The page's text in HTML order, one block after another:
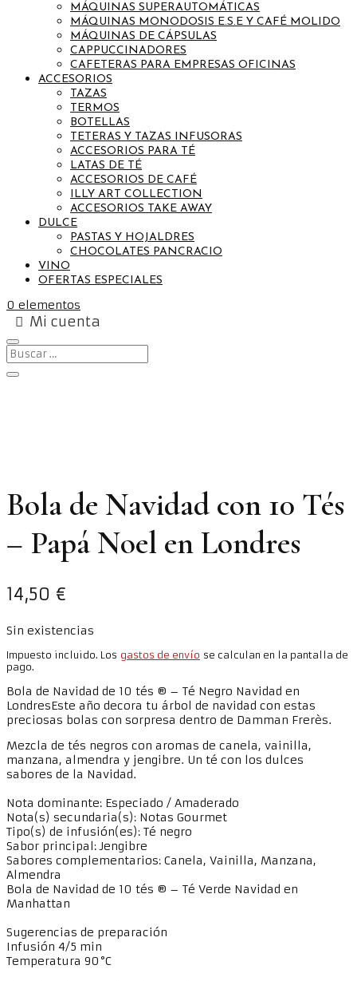
MÁQUINAS SUPERAUTOMÁTICAS
MÁQUINAS MONODOSIS E.S.E Y CAFÉ MOLIDO
MÁQUINAS DE CÁPSULAS
CAPPUCCINADORES
CAFETERAS PARA EMPRESAS OFICINAS
ACCESORIOS
TAZAS
TERMOS
BOTELLAS
TETERAS Y TAZAS INFUSORAS
ACCESORIOS PARA TÉ
LATAS DE TÉ
ACCESORIOS DE CAFÉ
ILLY ART COLLECTION
ACCESORIOS TAKE AWAY
DULCE
PASTAS Y HOJALDRES
CHOCOLATES PANCRACIO
VINO
OFERTAS ESPECIALES
0 elementos
Mi cuenta
Bola de Navidad con 10 Tés
– Papá Noel en Londres
14,50 €
Sin existencias
Impuesto incluido. Los gastos de envío se calculan en la pantalla de
pago.
Bola de Navidad de 10 tés ® – Té Negro Navidad en
LondresEste año decora tu árbol de navidad con estas
preciosas bolas con sorpresa dentro de Damman Frerès.
Mezcla de tés negros con aromas de canela, vainilla,
manzana, almendra y jengibre. Un té con los dulces
sabores de la Navidad.
Nota dominante: Especiado / Amaderado
Nota(s) secundaria(s): Notas Gourmet
Tipo(s) de infusión(es): Té negro
Sabor principal: Jengibre
Sabores complementarios: Canela, Vainilla, Manzana,
Almendra
Bola de Navidad de 10 tés ® – Té Verde Navidad en
Manhattan
Sugerencias de preparación
Infusión 4/5 min
Temperatura 90°C